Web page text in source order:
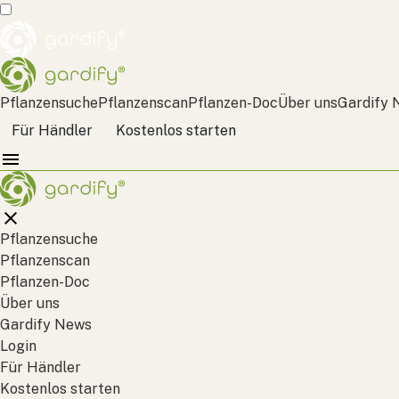
PflanzensuchePflanzenscanPflanzen-DocÜber unsGardify
Für Händler
Kostenlos starten
Pflanzensuche
Pflanzenscan
Pflanzen-Doc
Über uns
Gardify News
Login
Für Händler
Kostenlos starten